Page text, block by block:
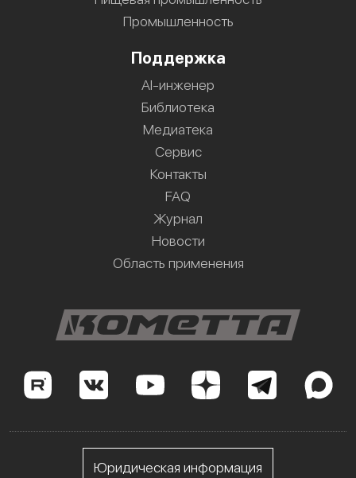
Промышленность
Поддержка
AI-инженер
Библиотека
Медиатека
Сервис
Контакты
FAQ
Журнал
Новости
Область применения
Юридическая информация